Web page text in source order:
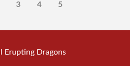
3 4 5